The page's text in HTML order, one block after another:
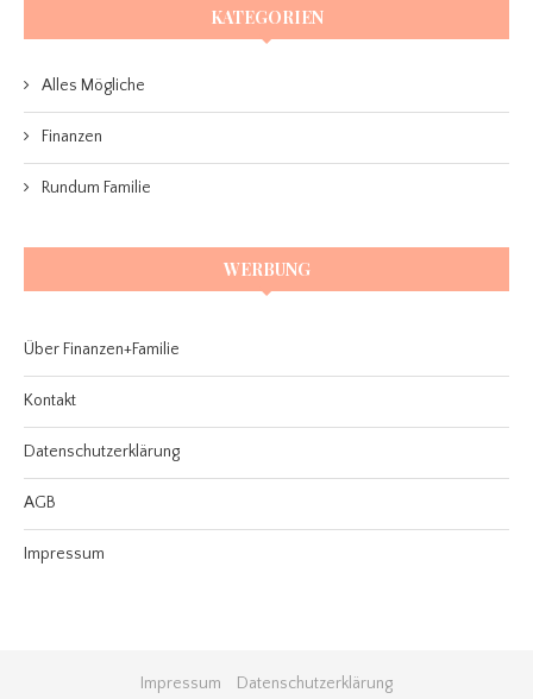
KATEGORIEN
Alles Mögliche
Finanzen
Rundum Familie
WERBUNG
Über Finanzen+Familie
Kontakt
Datenschutzerklärung
AGB
Impressum
Impressum Datenschutzerklärung